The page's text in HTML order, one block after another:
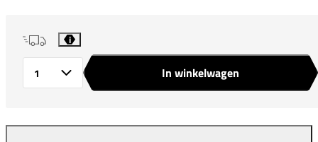
i
In winkelwagen